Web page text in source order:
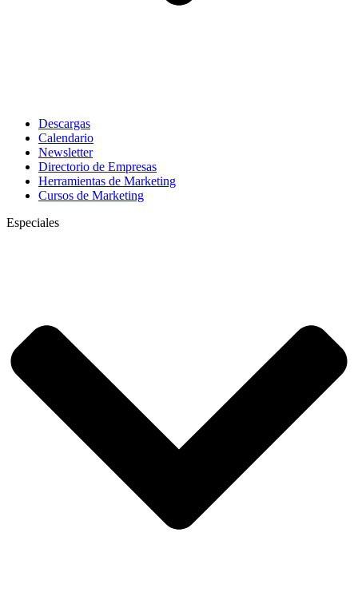
Descargas
Calendario
Newsletter
Directorio de Empresas
Herramientas de Marketing
Cursos de Marketing
Especiales